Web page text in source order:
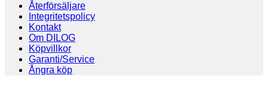
Återförsäljare
Integritetspolicy
Kontakt
Om DILOG
Köpvillkor
Garanti/Service
Ångra köp